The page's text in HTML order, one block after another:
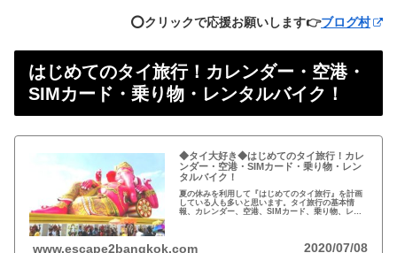
⭕️クリックで応援お願いします👉ブログ村
はじめてのタイ旅行！カレンダー・空港・
SIMカード・乗り物・レンタルバイク！
◆タイ大好き◆はじめてのタイ旅行！カレ
ンダー・空港・SIMカード・乗り物・レン
タルバイク！
夏の休みを利用して『はじめてのタイ旅行』を計画
している人も多いと思います。タイ旅行の基本情
報、カレンダー、空港、SIMカード、乗り物、レン
www.escape2bangkok.com 2020/07/08